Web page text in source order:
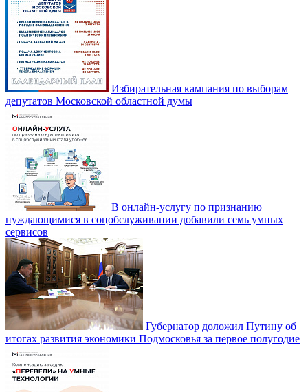
Избирательная кампания по выборам
депутатов Московской областной думы
В онлайн-услугу по признанию
нуждающимися в соцобслуживании добавили семь умных
сервисов
Губернатор доложил Путину об
итогах развития экономики Подмосковья за первое полугодие